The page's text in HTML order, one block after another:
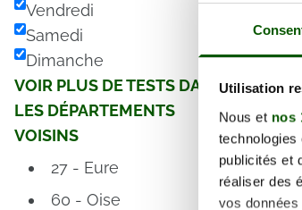
Utilisation
Nous et nos
publicités et
réaliser des
vos
Vendredi
Samedi
Dimanche
VOIR PLUS DE TESTS DANS
LES DÉPARTEMENTS
VOISINS
27 - Eure
60 - Oise